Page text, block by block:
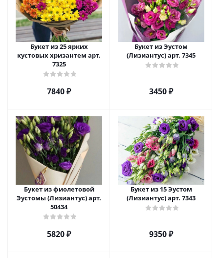
Букет из 25 ярких
кустовых хризантем арт.
7325
7840 ₽
Букет из Эустом
(Лизиантус) арт. 7345
3450 ₽
Букет из фиолетовой
Эустомы (Лизиантус) арт.
50434
5820 ₽
Букет из 15 Эустом
(Лизиантус) арт. 7343
9350 ₽